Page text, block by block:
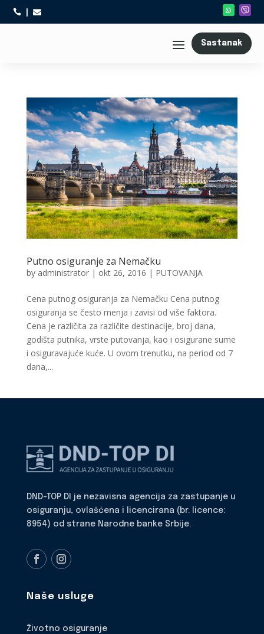
 
Sastanak
Putno osiguranje za Nemačku
by administrator| okt 26, 2016 | PUTOVANJA
Cena putnog osiguranja za Nemačku Cena putnog
osiguranja se često menja i zavisi od više faktora.
Cena je različita za različite destinacije, broj dana,
godišta putnika, vrste putovanja, kao i osigurane sume
i osiguravajuće kuće. U ovom trenutku, na period od 7
dana,...
DND-TOP DI je nezavisna agencija za zastupanje u
osiguranju, ovlašćena i licencirana (br. licence:
8954) od strane Narodne banke Srbije.
Naše usluge
Životno osiguranje